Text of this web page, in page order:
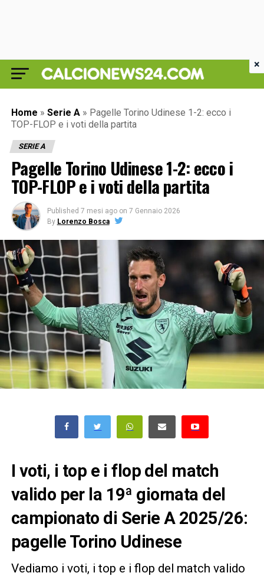
Home » Serie A » Pagelle Torino Udinese 1-2: ecco i
TOP-FLOP e i voti della partita
SERIE A
Pagelle Torino Udinese 1-2: ecco i
TOP-FLOP e i voti della partita
Published 7 mesi ago on 7 Gennaio 2026
By Lorenzo Bosca
I voti, i top e i flop del match
valido per la 19ª giornata del
campionato di Serie A 2025/26:
pagelle Torino Udinese
Vediamo i voti, i top e i flop del match valido
×